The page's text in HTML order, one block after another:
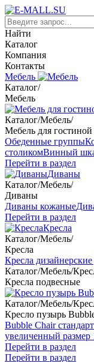
Найти
Каталог
Компания
Контакты
Мебель
Каталог/
Мебель
Каталог/Мебель/
Мебель для гостиной
Обеденные группы
столикомВинный
Перейти в раздел
Диваны
Каталог/Мебель/
Диваны
Диваны кожаные
Перейти в раздел
Кресла
Каталог/Мебель/
Кресла
Кресла
Каталог/Мебель/
Кресла подвесные
Каталог/Мебель/
Кресло пузырь
Bubble Chair
увеличенный размер
Перейти в раздел
Перейти в раздел